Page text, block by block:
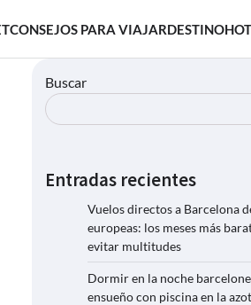
CONSEJOS PARA VIAJARDESTINO
Buscar
Entradas recientes
Vuelos directos a Barcelona
europeas: los meses más
evitar multitudes
Dormir en la noche
ensueño con piscina en la